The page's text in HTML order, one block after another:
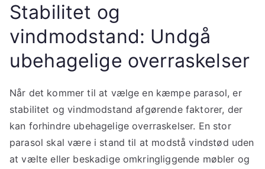
Stabilitet og
vindmodstand: Undgå
ubehagelige overraskelser
Når det kommer til at vælge en kæmpe parasol, er
stabilitet og vindmodstand afgørende faktorer, der
kan forhindre ubehagelige overraskelser. En stor
parasol skal være i stand til at modstå vindstød uden
at vælte eller beskadige omkringliggende møbler og